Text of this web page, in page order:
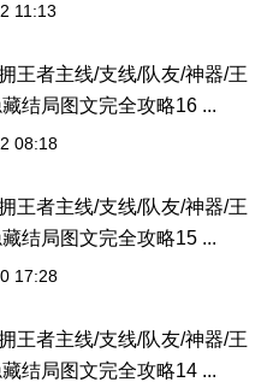
11:13
王者主线/支线/队友/神器/王
结局图文完全攻略16 ...
08:18
王者主线/支线/队友/神器/王
结局图文完全攻略15 ...
17:28
王者主线/支线/队友/神器/王
结局图文完全攻略14 ...